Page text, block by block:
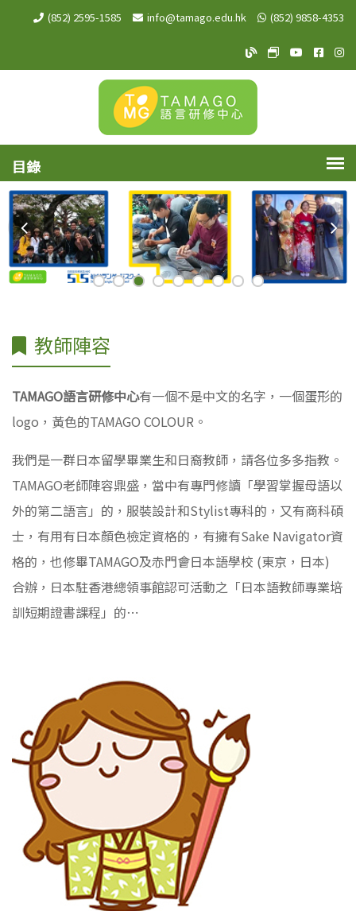
(852) 2595-1585 info@tamago.edu.hk (852) 9858-4353
TAMAGO Blog
TAMAGO MeWe
TAMAGO
教師陣容
TAMAGO語言研修中心有一個不是中文的名字，一個蛋形的
logo，黃色的TAMAGO COLOUR。
我們是一群日本留學畢業生和日裔教師，請各位多多指教。
TAMAGO老師陣容鼎盛，當中有專門修讀「學習掌握母語以
外的第二語言」的，服裝設計和Stylist專科的，又有商科碩
士，有用有日本顏色檢定資格的，有擁有Sake Navigator資
格的，也修畢TAMAGO及赤門會日本語學校 (東京，日本)
合辦，日本駐香港總領事館認可活動之「日本語教師專業培
訓短期證書課程」的⋯